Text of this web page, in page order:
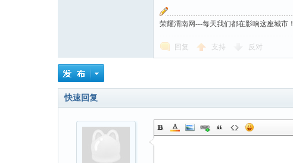
荣耀渭南网---每天我们都在影响这座城市！
回复 支持 反对
快速回复